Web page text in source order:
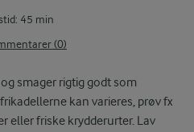
45 min
(0)
smager rigtig godt som
kan varieres, prøv fx
eller friske krydderurter. Lav